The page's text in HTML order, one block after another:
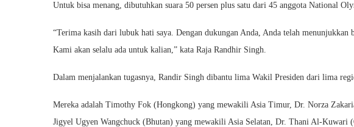
Untuk bisa menang, dibutuhkan suara 50 persen plus satu dari 45 anggota National
“Terima kasih dari lubuk hati saya. Dengan dukungan Anda, Anda telah menunjukkan
Kami akan selalu ada untuk kalian,” kata Raja Randhir Singh.
Dalam menjalankan tugasnya, Randir Singh dibantu lima Wakil Presiden dari lima
Mereka adalah Timothy Fok (Hongkong) yang mewakili Asia Timur, Dr. Norza
Jigyel Ugyen Wangchuck (Bhutan) yang mewakili Asia Selatan, Dr. Thani Al-Kuwari